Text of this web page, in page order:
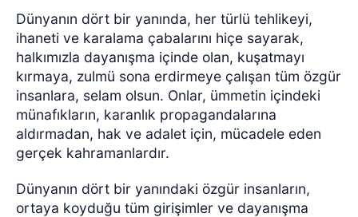
Dünyanın dört bir yanında, her türlü tehlikeyi,
ihaneti ve karalama çabalarını hiçe sayarak,
halkımızla dayanışma içinde olan, kuşatmayı
kırmaya, zulmü sona erdirmeye çalışan tüm özgür
insanlara, selam olsun. Onlar, ümmetin içindeki
münafıkların, karanlık propagandalarına
aldırmadan, hak ve adalet için, mücadele eden
gerçek kahramanlardır.
Dünyanın dört bir yanındaki özgür insanların,
ortaya koyduğu tüm girişimler ve dayanışma